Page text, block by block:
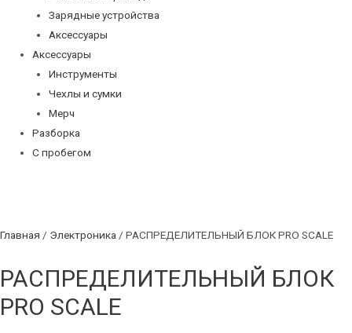
Зарядные устройства
Аксессуары
Аксессуары
Инструменты
Чехлы и сумки
Мерч
Разборка
С пробегом
Главная / Электроника / РАСПРЕДЕЛИТЕЛЬНЫЙ БЛОК PRO SCALE
РАСПРЕДЕЛИТЕЛЬНЫЙ БЛОК
PRO SCALE